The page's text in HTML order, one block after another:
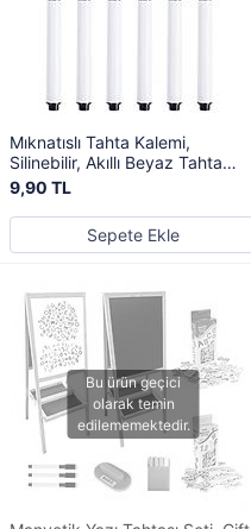
Mıknatıslı Tahta Kalemi,
Silinebilir, Akıllı Beyaz Tahta
Kalemi, Siyah Renk
9,90 TL
Sepete Ekle